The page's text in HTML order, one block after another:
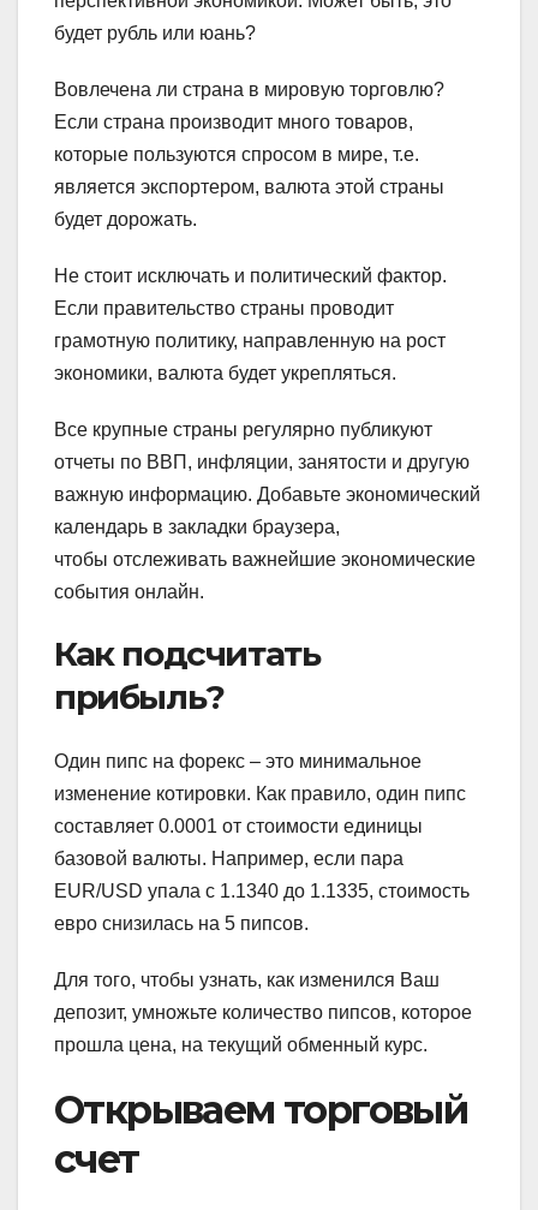
будет рубль или юань?
Вовлечена ли страна в мировую торговлю?
Если страна производит много товаров,
которые пользуются спросом в мире, т.е.
является экспортером, валюта этой страны
будет дорожать.
Не стоит исключать и политический фактор.
Если правительство страны проводит
грамотную политику, направленную на рост
экономики, валюта будет укрепляться.
Все крупные страны регулярно публикуют
отчеты по ВВП, инфляции, занятости и другую
важную информацию. Добавьте экономический
календарь в закладки браузера,
чтобы отслеживать важнейшие экономические
события онлайн.
Как подсчитать
прибыль?
Один пипс на форекс – это минимальное
изменение котировки. Как правило, один пипс
составляет 0.0001 от стоимости единицы
базовой валюты. Например, если пара
EUR/USD упала с 1.1340 до 1.1335, стоимость
евро снизилась на 5 пипсов.
Для того, чтобы узнать, как изменился Ваш
депозит, умножьте количество пипсов, которое
прошла цена, на текущий обменный курс.
Открываем торговый
счет